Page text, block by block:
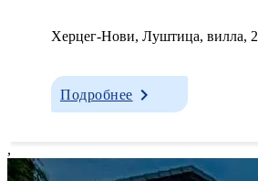
Херцег-Нови, Луштица, вилла,
Подробнее
,